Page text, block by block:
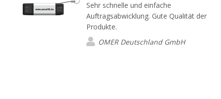
Sehr schnelle und einfache
Auftragsabwicklung. Gute Qualität der
Produkte.
OMER Deutschland GmbH